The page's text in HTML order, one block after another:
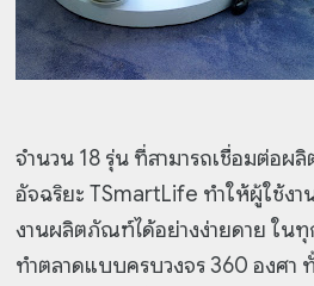
จำนวน 18 รุ่น ที่สามารถเชื่อมต่อ
อัจฉริยะ TSmartLife ทำให้ผู้ใช้งา
งานผลิตภัณฑ์ได้อย่างง่ายดาย ใน
ทำตลาดแบบครบวงจร 360 องศา